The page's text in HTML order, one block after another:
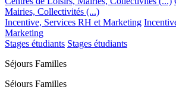
Mairies, Collectivités (...)
Incentive, Services RH et Marketing
Marketing
Stages étudiants Stages étudiants
Séjours Familles
Séjours Familles